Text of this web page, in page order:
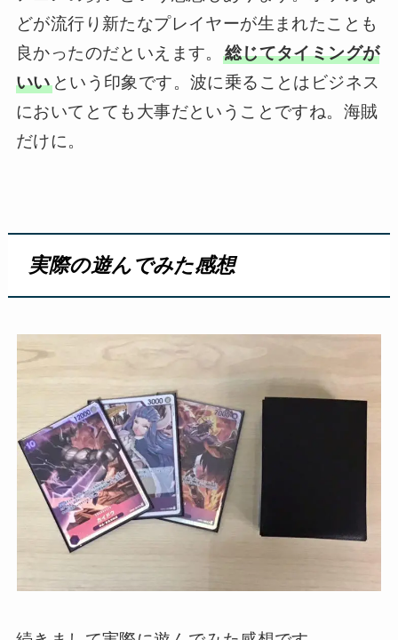
どが流行り新たなプレイヤーが生まれたことも
良かったのだといえます。 総じてタイミングが
いいという印象です。波に乗ることはビジネス
においてとても大事だということですね。海賊
だけに。
実際の遊んでみた感想